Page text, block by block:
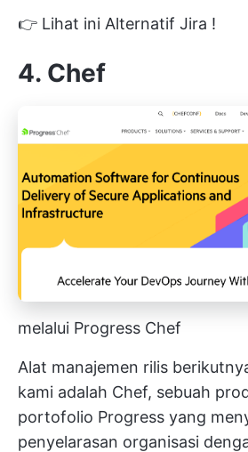
👉 Lihat ini Alternatif Jira !
4. Chef
melalui Progress Chef
Alat manajemen rilis
kami adalah Chef, sebuah
portofolio Progress yang
penyelarasan organisasi